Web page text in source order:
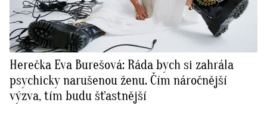
Herečka Eva Burešová: Ráda bych si zahrála
psychicky narušenou ženu. Čím náročnější
výzva, tím budu šťastnější